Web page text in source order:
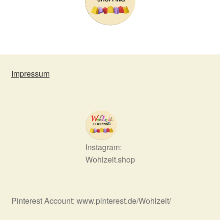
Impressum
Instagram:
Wohlzeit.shop
Pinterest Account: www.pinterest.de/Wohlzeit/